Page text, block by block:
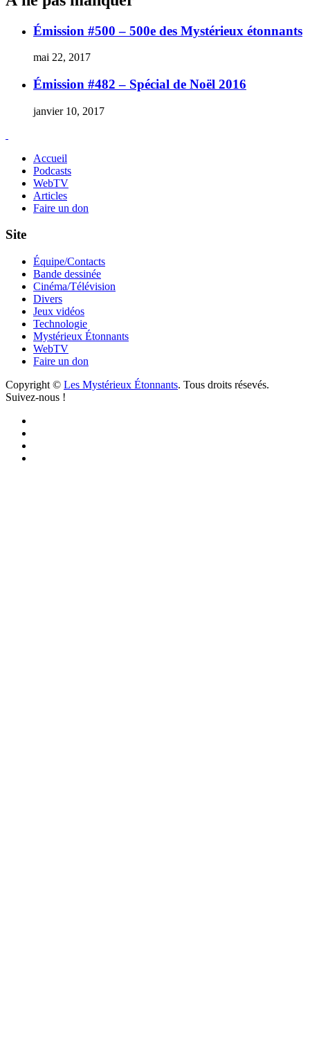
Émission #500 – 500e des Mystérieux étonnants
mai 22, 2017
Émission #482 – Spécial de Noël 2016
janvier 10, 2017
Accueil
Podcasts
WebTV
Articles
Faire un don
Site
Équipe/Contacts
Bande dessinée
Cinéma/Télévision
Divers
Jeux vidéos
Technologie
Mystérieux Étonnants
WebTV
Faire un don
Copyright © Les Mystérieux Étonnants. Tous droits résevés.
Suivez-nous !